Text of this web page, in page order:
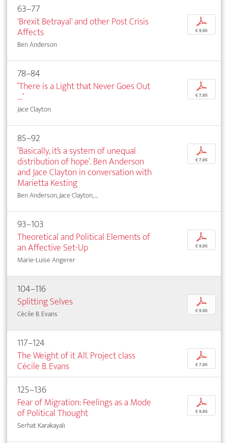
63–77
'Brexit Betrayal' and other Post Crisis
Affects
Ben Anderson
p
€ 9,95
78–84
‘There is a Light that Never Goes Out
…’
Jace Clayton
p
€ 7,95
85–92
‘Basically, it’s a system of unequal
distribution of hope’. Ben Anderson
and Jace Clayton in conversation with
Marietta Kesting
Ben Anderson, Jace Clayton, ...
p
€ 7,95
93–103
Theoretical and Political Elements of
an Affective Set-Up
Marie-Luise Angerer
p
€ 9,95
104–116
Splitting Selves
Cécile B. Evans
p
€ 9,95
117–124
The Weight of it All. Project class
Cécile B. Evans
p
€ 7,95
125–136
Fear of Migration: Feelings as a Mode
of Political Thought
Serhat Karakayalı
p
€ 9,95